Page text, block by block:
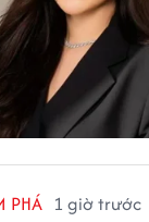
PHÁ 1 giờ trước